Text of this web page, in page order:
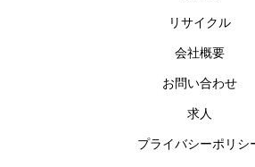
リサイクル
会社概要
お問い合わせ
求人
プライバシーポリシ